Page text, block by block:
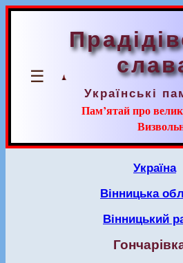
☰
Українські
Пам’ятай про
Україна
Вінницька
Вінницький